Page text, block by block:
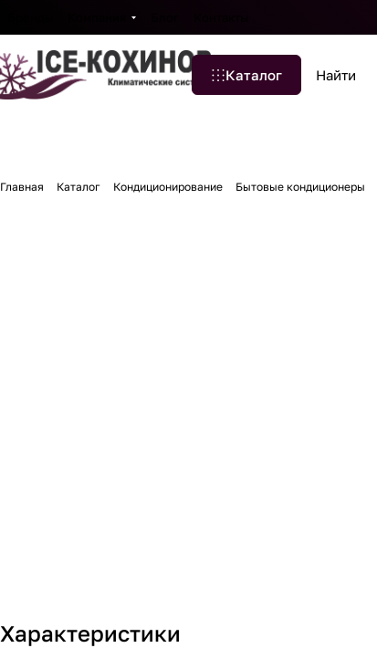
Каталог
Главная Каталог Кондиционирование Бытовые кондиционеры
Характеристики